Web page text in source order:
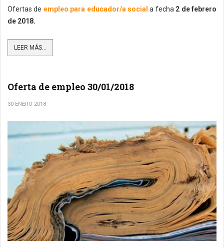
Ofertas de empleo para educador/a social a fecha 2 de febrero
de 2018.
LEER MÁS...
Oferta de empleo 30/01/2018
30 ENERO 2018